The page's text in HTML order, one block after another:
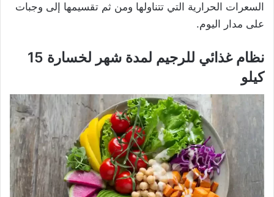
السعرات الحرارية التي تتناولها ومن ثم تقسيمها إلى وجبات
على مدار اليوم.
نظام غذائي للرجيم لمدة شهر لخسارة 15
كيلو